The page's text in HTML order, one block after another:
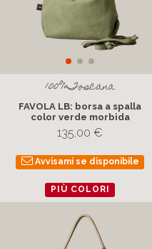
100%Toscana
FAVOLA LB: borsa a spalla
color verde morbida
135,00 €
Avvisami se disponibile
PIÙ COLORI